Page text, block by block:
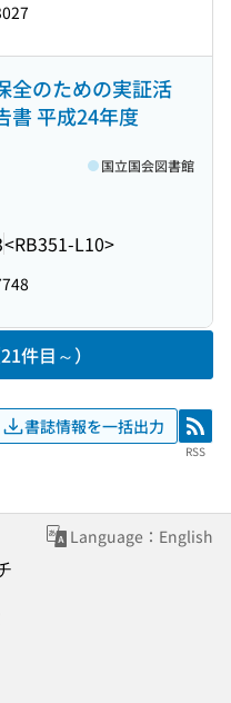
全のための実証活
書 平成24年度
<RB351-L10>
国立国会図書館
件目～）
書誌情報を一括出力 RSS
RSS
Language：English